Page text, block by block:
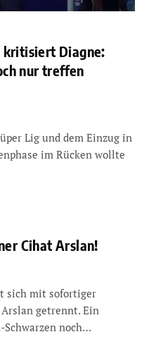
kritisiert Diagne:
nur treffen
Lig und dem Einzug in
im Rücken wollte
Cihat Arslan!
sich mit sofortiger
getrennt. Ein
Schwarzen noch…